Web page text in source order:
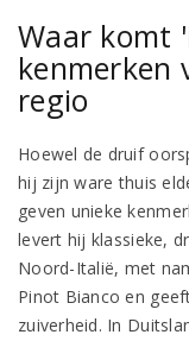
Waar komt
kenmerken
regio
Hoewel de druif
hij zijn ware thuis
geven unieke
levert hij klassieke,
Noord-Italië, met
Pinot Bianco en
zuiverheid. In